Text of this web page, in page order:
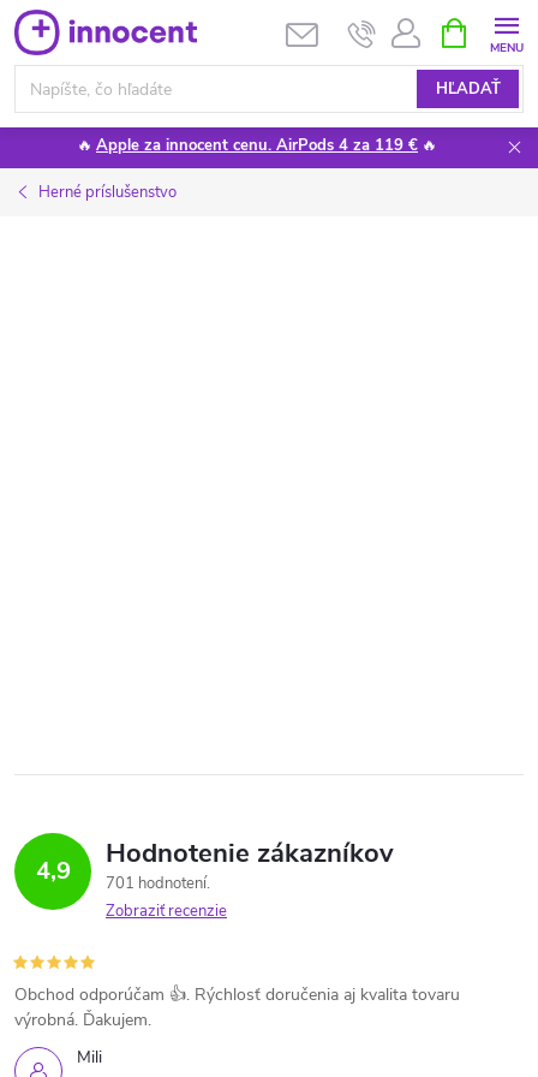
Prejsť
na
obsah
HĽADAŤ
KOŠÍK
🔥 Apple za innocent cenu. AirPods 4 za 119 € 🔥
Herné príslušenstvo
4,9 Hodnotenie zákazníkov
701 hodnotení
Zobraziť recenzie
Mili
Obchod odporúčam 👍. Rýchlosť doručenia aj kvalita tovaru
výrobná. Ďakujem.